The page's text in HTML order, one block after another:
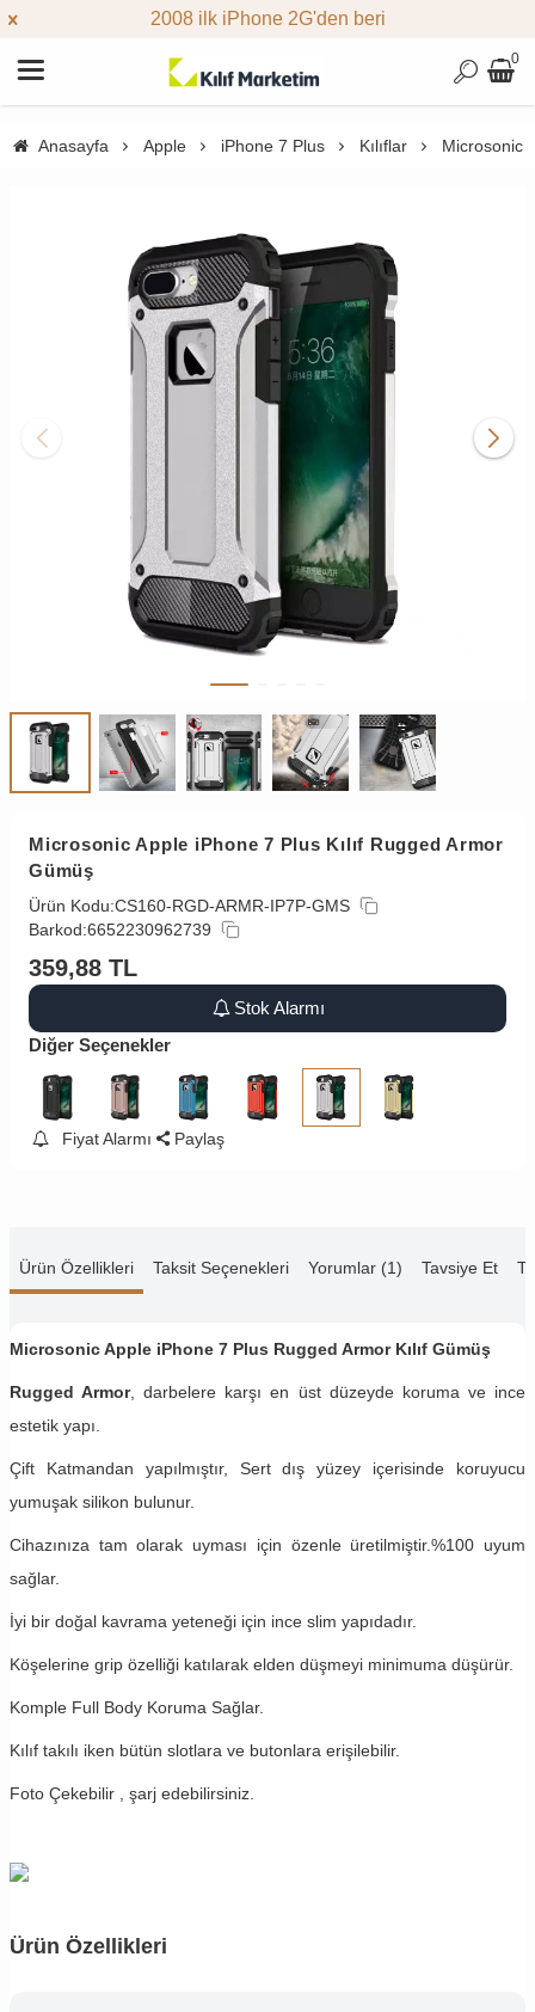
2008 ilk iPhone 2G'den beri
0
Anasayfa Apple iPhone 7 Plus Kılıflar Microsonic
Microsonic Apple iPhone 7 Plus Kılıf Rugged Armor
Gümüş
Ürün Kodu:CS160-RGD-ARMR-IP7P-GMS
Barkod:6652230962739
359,88 TL
Stok Alarmı
Diğer Seçenekler
Fiyat Alarmı Paylaş
Ürün Özellikleri Taksit Seçenekleri Yorumlar (1) Tavsiye Et
Microsonic Apple iPhone 7 Plus Rugged Armor Kılıf Gümüş
Rugged Armor, darbelere karşı en üst düzeyde koruma ve ince
estetik yapı.
Çift Katmandan yapılmıştır, Sert dış yüzey içerisinde koruyucu
yumuşak silikon bulunur.
Cihazınıza tam olarak uyması için özenle üretilmiştir.%100 uyum
sağlar.
İyi bir doğal kavrama yeteneği için ince slim yapıdadır.
Köşelerine grip özelliği katılarak elden düşmeyi minimuma düşürür.
Komple Full Body Koruma Sağlar.
Kılıf takılı iken bütün slotlara ve butonlara erişilebilir.
Foto Çekebilir , şarj edebilirsiniz.
Ürün Özellikleri